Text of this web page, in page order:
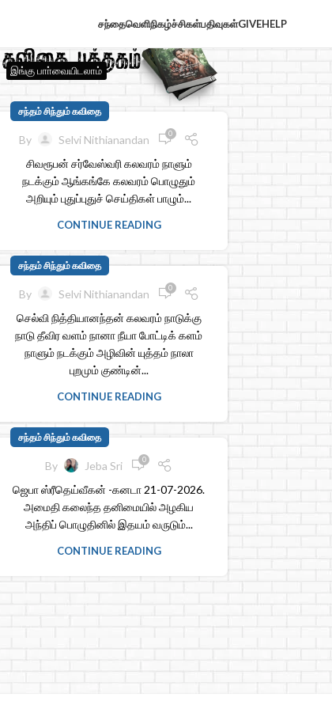
சந்தைவெளிநிகழ்ச்சிகள்பதிவுகள்GIVEHELP
இங்கு பாா்வையிடலாம்
சந்தம் சிந்தும் கவிதை
By Selvi Nithianandan 0
சிவரூபன் சர்வேஸ்வரி கலவரம் நாளும்
நடக்கும் ஆங்கங்கே கலவரம் பொழுதும்
அறியும் புதுப்புதுச் செய்திகள் பாழும்...
CONTINUE READING
சந்தம் சிந்தும் கவிதை
By Selvi Nithianandan 0
செல்வி நித்தியானந்தன் கலவரம் நாடுக்கு
நாடு தீவிர வளம் நானா நீயா போட்டிக் களம்
நாளும் நடக்கும் அழிவின் யுத்தம் நாலா
புறமும் குண்டின்...
CONTINUE READING
சந்தம் சிந்தும் கவிதை
By Jeba Sri 0
ஜெபா ஸ்ரீதெய்வீகன் -கனடா 21-07-2026.
அமைதி கலைந்த தனிமையில் அழகிய
அந்திப் பொழுதினில் இதயம் வருடும்...
CONTINUE READING